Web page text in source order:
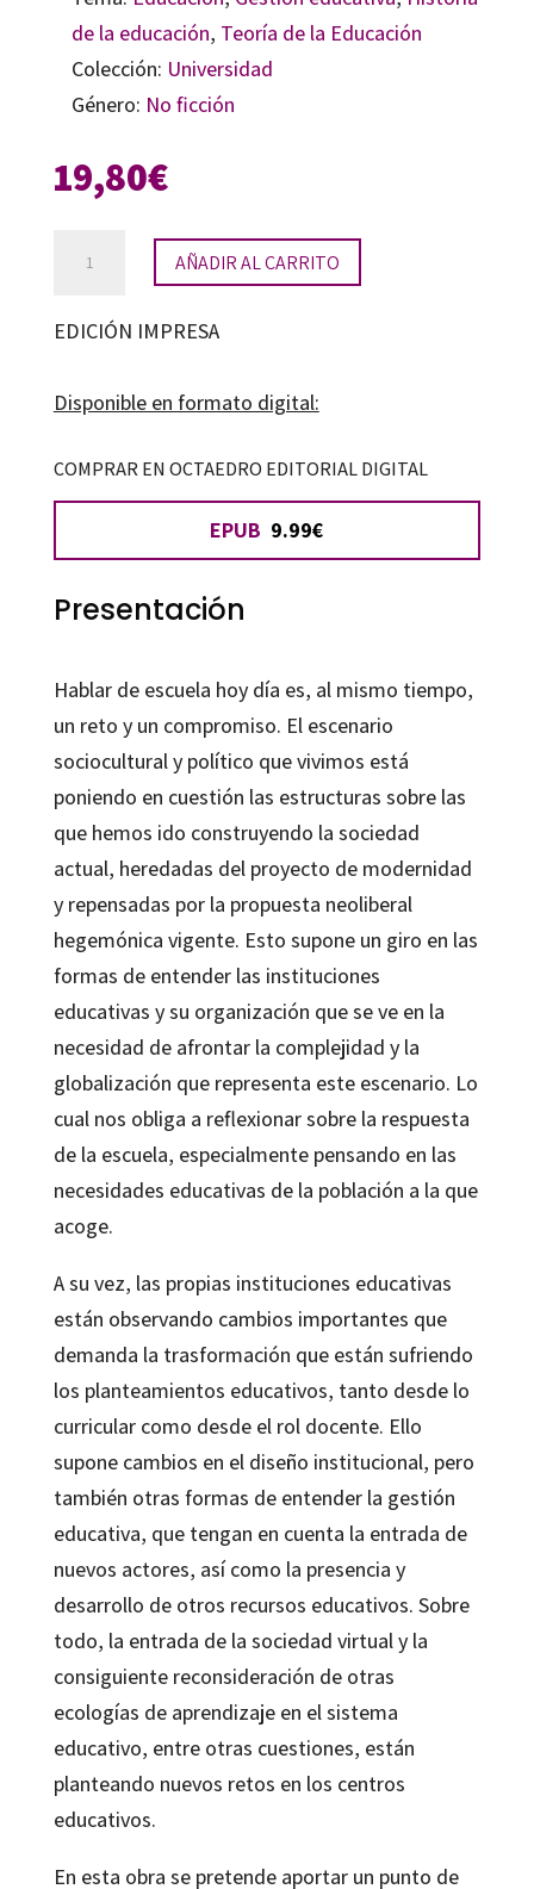
de la educación, Teoría de la Educación
Colección: Universidad
Género: No ficción
19,80€
transformación
cantidad
AÑADIR AL CARRITO
EDICIÓN IMPRESA
Disponible en formato digital:
COMPRAR EN OCTAEDRO EDITORIAL DIGITAL
EPUB 9.99€
Presentación
Hablar de escuela hoy día es, al mismo tiempo,
un reto y un compromiso. El escenario
sociocultural y político que vivimos está
poniendo en cuestión las estructuras sobre las
que hemos ido construyendo la sociedad
actual, heredadas del proyecto de modernidad
y repensadas por la propuesta neoliberal
hegemónica vigente. Esto supone un giro en las
formas de entender las instituciones
educativas y su organización que se ve en la
necesidad de afrontar la complejidad y la
globalización que representa este escenario. Lo
cual nos obliga a reflexionar sobre la respuesta
de la escuela, especialmente pensando en las
necesidades educativas de la población a la que
acoge.
A su vez, las propias instituciones educativas
están observando cambios importantes que
demanda la trasformación que están sufriendo
los planteamientos educativos, tanto desde lo
curricular como desde el rol docente. Ello
supone cambios en el diseño institucional, pero
también otras formas de entender la gestión
educativa, que tengan en cuenta la entrada de
nuevos actores, así como la presencia y
desarrollo de otros recursos educativos. Sobre
todo, la entrada de la sociedad virtual y la
consiguiente reconsideración de otras
ecologías de aprendizaje en el sistema
educativo, entre otras cuestiones, están
planteando nuevos retos en los centros
educativos.
En esta obra se pretende aportar un punto de